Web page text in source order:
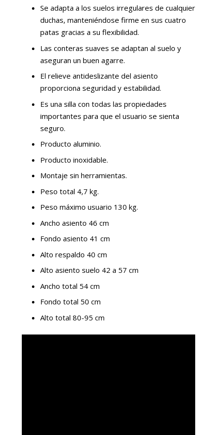
Se adapta a los suelos irregulares de cualquier
duchas, manteniéndose firme en sus cuatro
patas gracias a su flexibilidad.
Las conteras suaves se adaptan al suelo y
aseguran un buen agarre.
El relieve antideslizante del asiento
proporciona seguridad y estabilidad.
Es una silla con todas las propiedades
importantes para que el usuario se sienta
seguro.
Producto aluminio.
Producto inoxidable.
Montaje sin herramientas.
Peso total 4,7 kg.
Peso máximo usuario 130 kg.
Ancho asiento 46 cm
Fondo asiento 41 cm
Alto respaldo 40 cm
Alto asiento suelo 42 a 57 cm
Ancho total 54 cm
Fondo total 50 cm
Alto total 80-95 cm